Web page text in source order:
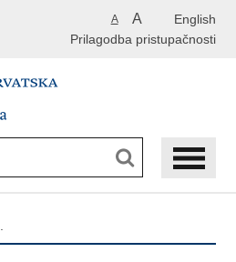
English
A A
Prilagodba pristupačnosti